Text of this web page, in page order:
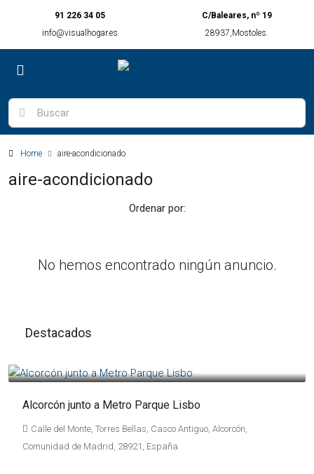
91 226 34 05
info@visualhogar.es
C/Baleares, nº 19
28937,Mostoles.
Home aire-acondicionado
aire-acondicionado
Ordenar por:
No hemos encontrado ningún anuncio.
Destacados
Alcorcón junto a Metro Parque Lisbo
Calle del Monte, Torres Bellas, Casco Antiguo, Alcorcón,
Comunidad de Madrid, 28921, España